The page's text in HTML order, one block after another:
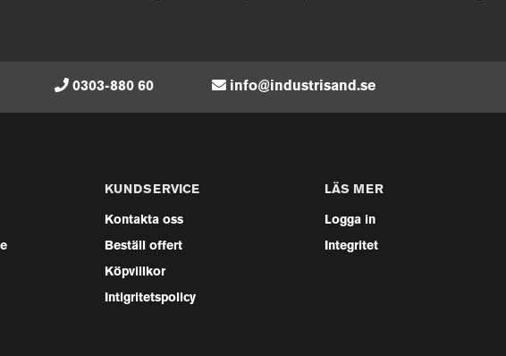
0303-880 60 info@industrisand.se
KUNDSERVICE
Kontakta oss
Beställ offert
Köpvillkor
Intigritetspolicy
LÄS MER
Logga in
Integritet